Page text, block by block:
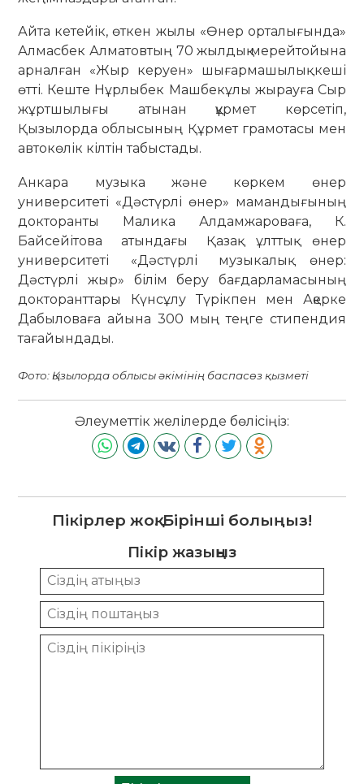
Айта кетейік, өткен жылы «Өнер орталығында»
Алмасбек Алматовтың 70 жылдық мерейтойына
арналған «Жыр керуен» шығармашылық кеші
өтті. Кеште Нұрлыбек Машбекұлы жырауға Сыр
жұртшылығы атынан құрмет көрсетіп,
Қызылорда облысының Құрмет грамотасы мен
автокөлік кілтін табыстады.
Анкара музыка және көркем өнер
университеті «Дәстүрлі өнер» мамандығының
докторанты Малика Алдамжароваға, К.
Байсейітова атындағы Қазақ ұлттық өнер
университеті «Дәстүрлі музыкалық өнер:
Дәстүрлі жыр» білім беру бағдарламасының
докторанттары Күнсұлу Түрікпен мен Ақерке
Дабыловаға айына 300 мың теңге стипендия
тағайындады.
Фото: Қызылорда облысы әкімінің баспасөз қызметі
Әлеуметтік желілерде бөлісіңіз:
Пікірлер жоқ. Бірінші болыңыз!
Пікір жазыңыз